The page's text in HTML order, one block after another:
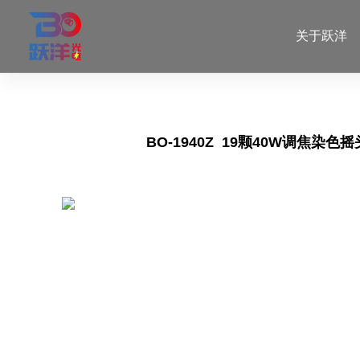
关于跃洋
BO-1940Z 19颗40W调焦染色摇